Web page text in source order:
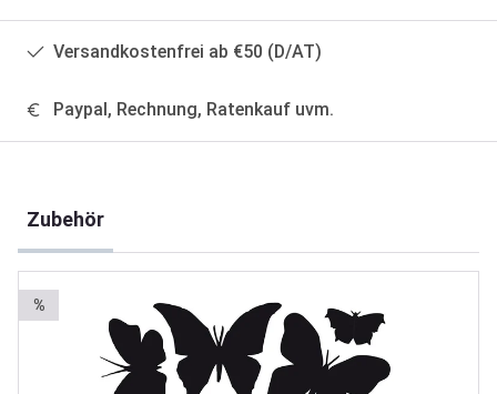
Versandkostenfrei ab €50 (D/AT)
Paypal, Rechnung, Ratenkauf uvm.
Zubehör
%